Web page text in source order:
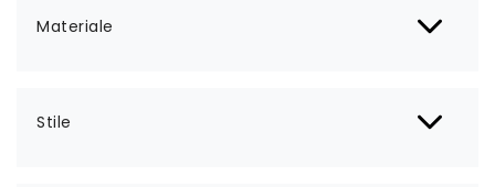
Materiale
Stile